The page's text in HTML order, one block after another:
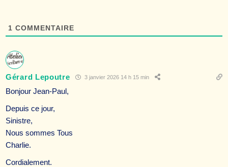
1 COMMENTAIRE
Gérard Lepoutre 3 janvier 2026 14 h 15 min
Bonjour Jean-Paul,
Depuis ce jour,
Sinistre,
Nous sommes Tous
Charlie.
Cordialement.